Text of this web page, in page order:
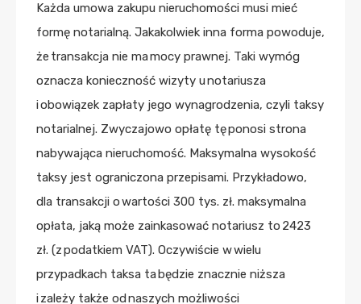
Każda umowa zakupu nieruchomości musi mieć
formę notarialną. Jakakolwiek inna forma powoduje,
że transakcja nie ma mocy prawnej. Taki wymóg
oznacza konieczność wizyty u notariusza
i obowiązek zapłaty jego wynagrodzenia, czyli taksy
notarialnej. Zwyczajowo opłatę tę ponosi strona
nabywająca nieruchomość. Maksymalna wysokość
taksy jest ograniczona przepisami. Przykładowo,
dla transakcji o wartości 300 tys. zł. maksymalna
opłata, jaką może zainkasować notariusz to 2423
zł. (z podatkiem VAT). Oczywiście w wielu
przypadkach taksa ta będzie znacznie niższa
i zależy także od naszych możliwości